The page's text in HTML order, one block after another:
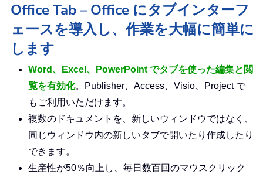
Office Tab – Office にタブインターフ
ェースを導入し、作業を大幅に簡単に
します
Word、Excel、PowerPoint でタブを使った編集と閲
覧を有効化。Publisher、Access、Visio、Project で
もご利用いただけます。
複数のドキュメントを、新しいウィンドウではなく、
同じウィンドウ内の新しいタブで開いたり作成したり
できます。
生産性が50％向上し、毎日数百回のマウスクリック